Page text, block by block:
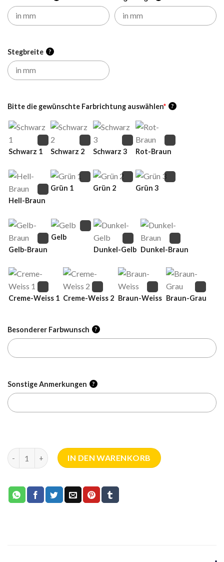
Stegbreite ?
Bitte die gewünschte Farbrichtung auswählen* ?
Schwarz 1 Schwarz 2 Schwarz 3 Rot-Braun
Hell-Braun
Grün 1 Grün 2 Grün 3
Gelb-Braun
Gelb
Dunkel-Gelb Dunkel-Braun
Creme-Weiss 1 Creme-Weiss 2 Braun-Weiss Braun-Grau
Besonderer Farbwunsch ?
Sonstige Anmerkungen ?
IN DEN WARENKORB